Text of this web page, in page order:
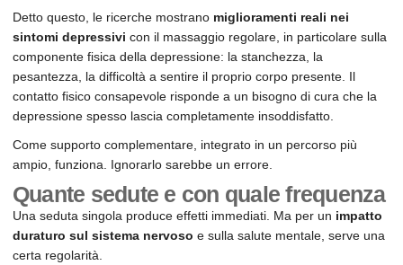
Detto questo, le ricerche mostrano miglioramenti reali nei
sintomi depressivi con il massaggio regolare, in particolare sulla
componente fisica della depressione: la stanchezza, la
pesantezza, la difficoltà a sentire il proprio corpo presente. Il
contatto fisico consapevole risponde a un bisogno di cura che la
depressione spesso lascia completamente insoddisfatto.
Come supporto complementare, integrato in un percorso più
ampio, funziona. Ignorarlo sarebbe un errore.
Quante sedute e con quale frequenza
Una seduta singola produce effetti immediati. Ma per un impatto
duraturo sul sistema nervoso e sulla salute mentale, serve una
certa regolarità.